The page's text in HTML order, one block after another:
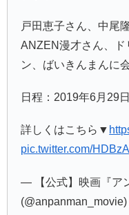
戸田恵子さん、中尾
ANZEN漫才さん、ド
ン、ばいきんまんに
日程：2019年6月29
詳しくはこちら▼
pic.twitter.com/
— 【公式】映画『ア